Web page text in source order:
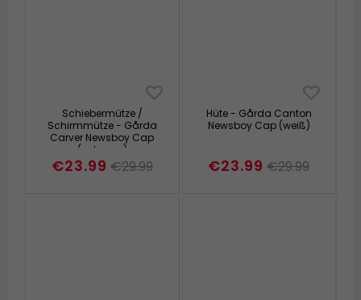
Schiebermütze /
Schirmmütze - Gårda
Carver Newsboy Cap
(schwarz)
€23.99 €29.99
Hüte - Gårda Canton
Newsboy Cap (weiß)
€23.99 €29.99